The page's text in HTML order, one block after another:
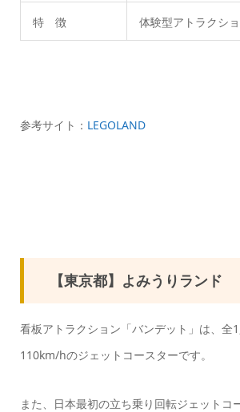
特 徴 体験型アトラクシ
参考サイト： LEGOLAND
【東京都】よみうりランド
看板アトラクション「バンデット」は、全
110km/hのジェットコースターです。
また、日本最初の立ち乗り回転ジェットコ